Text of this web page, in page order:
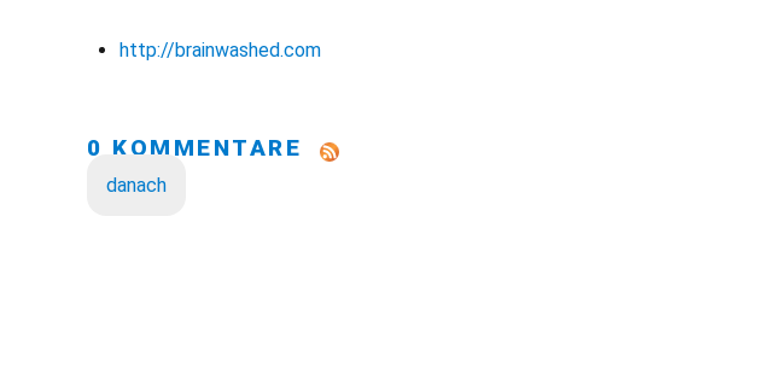
http://brainwashed.com
0 KOMMENTARE
danach